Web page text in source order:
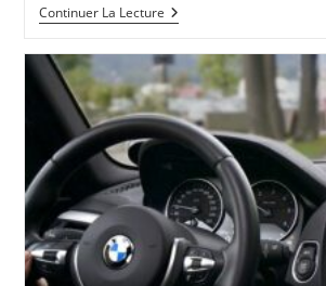
Continuer La LectureComment
Savoir
Mon
Véhicule
De
Collection
Peut
Transporter
Remorque
?